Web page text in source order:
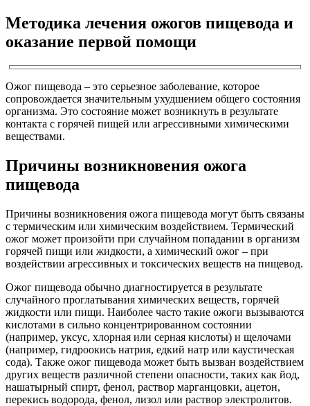
Методика лечения ожогов пищевода и
оказание первой помощи
Ожог пищевода – это серьезное заболевание, которое
сопровождается значительным ухудшением общего состояния
организма. Это состояние может возникнуть в результате
контакта с горячей пищей или агрессивными химическими
веществами.
Причины возникновения ожога
пищевода
Причины возникновения ожога пищевода могут быть связаны
с термическим или химическим воздействием. Термический
ожог может произойти при случайном попадании в организм
горячей пищи или жидкости, а химический ожог – при
воздействии агрессивных и токсических веществ на пищевод.
Ожог пищевода обычно диагностируется в результате
случайного проглатывания химических веществ, горячей
жидкости или пищи. Наиболее часто такие ожоги вызываются
кислотами в сильно концентрированном состоянии
(например, уксус, хлорная или серная кислоты) и щелочами
(например, гидроокись натрия, едкий натр или каустическая
сода). Также ожог пищевода может быть вызван воздействием
других веществ различной степени опасности, таких как йод,
нашатырный спирт, фенол, раствор марганцовки, ацетон,
перекись водорода, фенол, лизол или раствор электролитов.